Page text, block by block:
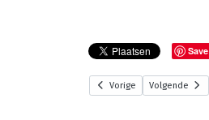
Save
Vorige Volgende